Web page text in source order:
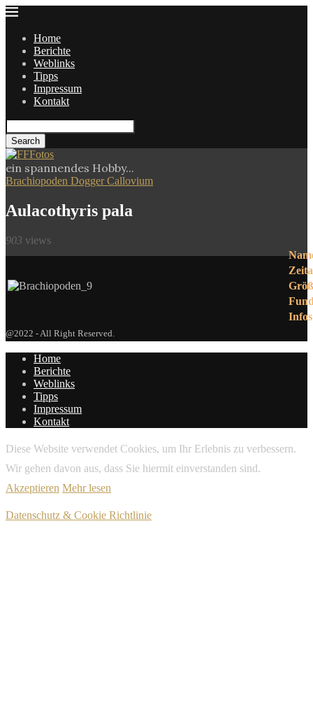
Home
Berichte
Weblinks
Tipps
Impressum
Kontakt
Search
ein spannendes Hobby...
Brachiopoden Dogger Callovium
Aulacothyris pala
903 views
@2022 - All Right Reserved.
Home
Berichte
Weblinks
Tipps
Impressum
Kontakt
Diese Website verwendet Cookies, um Ihr Erlebnis zu verbessern.
Wir gehen davon aus, dass Sie hiermit einverstanden sind.
Akzeptieren Mehr lesen
Datenschutz & Cookie Richtlinie